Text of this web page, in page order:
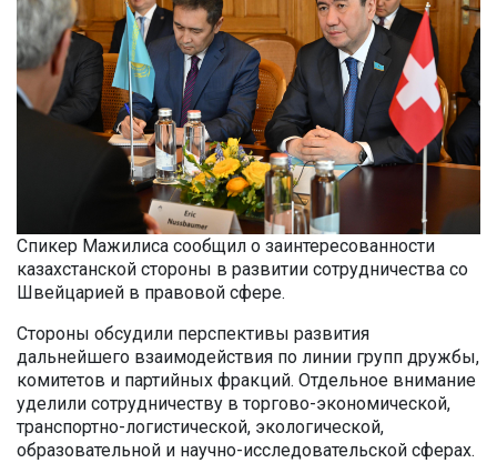
Спикер Мажилиса сообщил о заинтересованности
казахстанской стороны в развитии сотрудничества со
Швейцарией в правовой сфере.
Стороны обсудили перспективы развития
дальнейшего взаимодействия по линии групп дружбы,
комитетов и партийных фракций. Отдельное внимание
уделили сотрудничеству в торгово-экономической,
транспортно-логистической, экологической,
образовательной и научно-исследовательской сферах.